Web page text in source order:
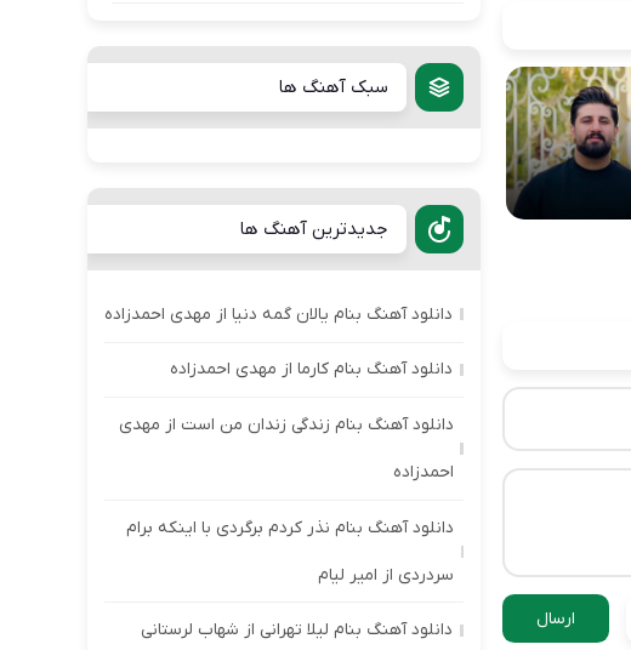
ارسال
سبک آهنگ ها
جدیدترین آهنگ ها
دانلود آهنگ بنام یالان گمه دنیا از مهدی احمدزاده
دانلود آهنگ بنام کارما از مهدی احمدزاده
دانلود آهنگ بنام زندگی زندان من است از مهدی
احمدزاده
دانلود آهنگ بنام نذر کردم برگردی با اینکه برام
سردردی از امیر لیام
دانلود آهنگ بنام لیلا تهرانی از شهاب لرستانی